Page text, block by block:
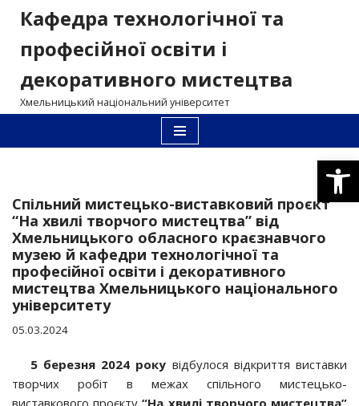
Перейти
вмісту
Кафедра технологічної та
професійної освіти і
декоративного мистецтва
Хмельницький національний університет
Спільний мистецько-виставковий проєкт
“На хвилі творчого мистецтва” від
Хмельницького обласного краєзнавчого
музею й кафедри технологічної та
професійної освіти і декоративного
мистецтва Хмельницького національного
університету
05.03.2024
5 березня 2024 року відбулося відкриття виставки
творчих робіт в межах спільного мистецько-
виставкового проєкту“На хвилі творчого мистецтва”